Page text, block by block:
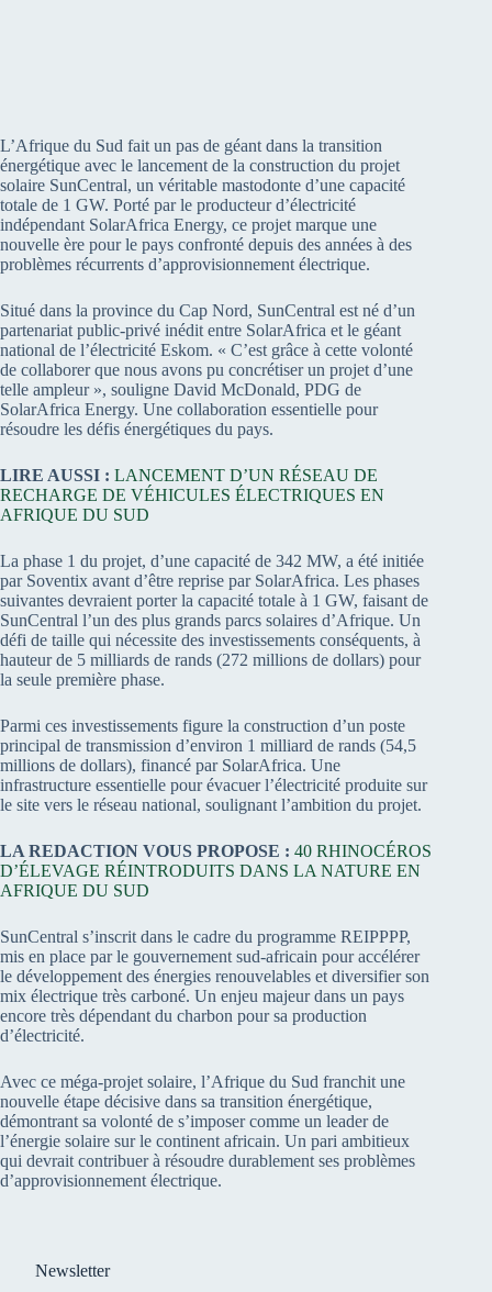
L’Afrique du Sud fait un pas de géant dans la transition
énergétique avec le lancement de la construction du projet
solaire SunCentral, un véritable mastodonte d’une capacité
totale de 1 GW. Porté par le producteur d’électricité
indépendant SolarAfrica Energy, ce projet marque une
nouvelle ère pour le pays confronté depuis des années à des
problèmes récurrents d’approvisionnement électrique.
Situé dans la province du Cap Nord, SunCentral est né d’un
partenariat public-privé inédit entre SolarAfrica et le géant
national de l’électricité Eskom. « C’est grâce à cette volonté
de collaborer que nous avons pu concrétiser un projet d’une
telle ampleur », souligne David McDonald, PDG de
SolarAfrica Energy. Une collaboration essentielle pour
résoudre les défis énergétiques du pays.
LIRE AUSSI : LANCEMENT D’UN RÉSEAU DE
RECHARGE DE VÉHICULES ÉLECTRIQUES EN
AFRIQUE DU SUD
La phase 1 du projet, d’une capacité de 342 MW, a été initiée
par Soventix avant d’être reprise par SolarAfrica. Les phases
suivantes devraient porter la capacité totale à 1 GW, faisant de
SunCentral l’un des plus grands parcs solaires d’Afrique. Un
défi de taille qui nécessite des investissements conséquents, à
hauteur de 5 milliards de rands (272 millions de dollars) pour
la seule première phase.
Parmi ces investissements figure la construction d’un poste
principal de transmission d’environ 1 milliard de rands (54,5
millions de dollars), financé par SolarAfrica. Une
infrastructure essentielle pour évacuer l’électricité produite sur
le site vers le réseau national, soulignant l’ambition du projet.
LA REDACTION VOUS PROPOSE : 40 RHINOCÉROS
D’ÉLEVAGE RÉINTRODUITS DANS LA NATURE EN
AFRIQUE DU SUD
SunCentral s’inscrit dans le cadre du programme REIPPPP,
mis en place par le gouvernement sud-africain pour accélérer
le développement des énergies renouvelables et diversifier son
mix électrique très carboné. Un enjeu majeur dans un pays
encore très dépendant du charbon pour sa production
d’électricité.
Avec ce méga-projet solaire, l’Afrique du Sud franchit une
nouvelle étape décisive dans sa transition énergétique,
démontrant sa volonté de s’imposer comme un leader de
l’énergie solaire sur le continent africain. Un pari ambitieux
qui devrait contribuer à résoudre durablement ses problèmes
d’approvisionnement électrique.
Newsletter